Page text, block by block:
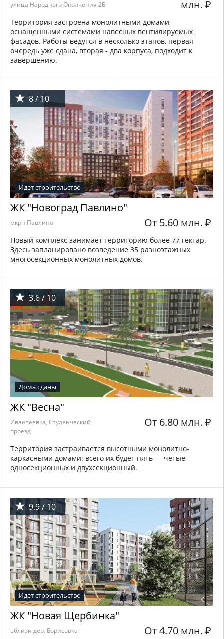
улица Народного Ополчения 2Б млн. ₽
Территория застроена монолитными домами,
оснащенными системами навесных вентилируемых
фасадов. Работы ведутся в несколько этапов, первая
очередь уже сдана, вторая - два корпуса, подходит к
завершению.
8 / 10
Идет строительство
ЖК "Новоград Павлино"
мкрн Павлино От 5.60 млн. ₽
Новый комплекс занимает территорию более 77 гектар.
Здесь запланировано возведение 35 разноэтажных
многосекционных монолитных домов.
3.6 / 10
Дома сданы
ЖК "Весна"
Ивантеевка, Студенческий
проезд
От 6.80 млн. ₽
Территория застраивается высотными монолитно-
каркасными домами: всего их будет пять — четые
односекционных и двухсекционный.
9.9 / 10
Идет строительство
ЖК "Новая Щербинка"
вблизи дер. Борисовка От 4.70 млн. ₽